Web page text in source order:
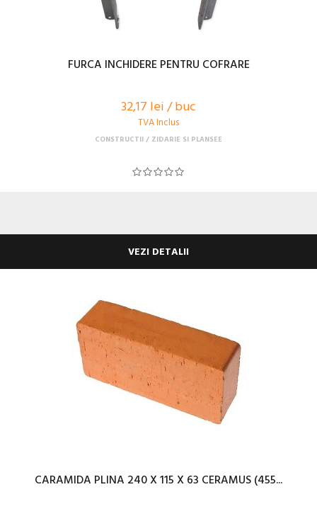
FURCA INCHIDERE PENTRU COFRARE
32,17 lei / buc
TVA Inclus
CONSTRUCTII ZIDARIE SI PLANSEE
VEZI DETALII
CARAMIDA PLINA 240 X 115 X 63 CERAMUS (455...